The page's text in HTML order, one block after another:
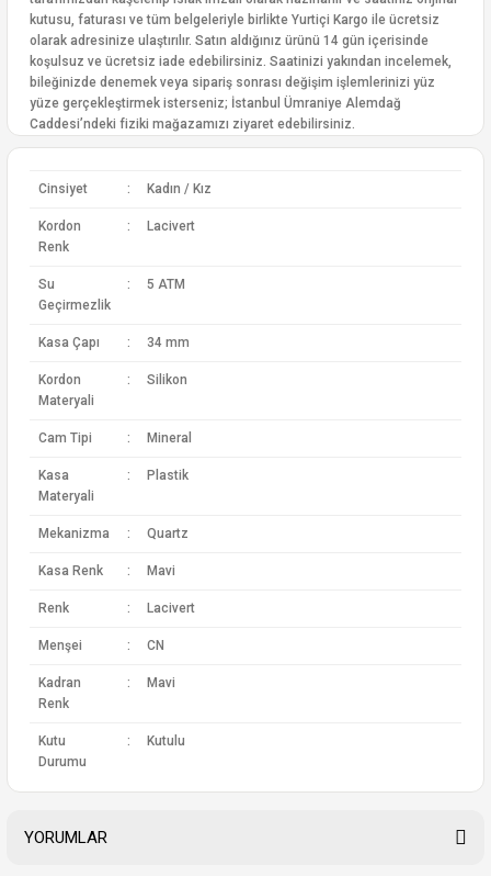
kutusu, faturası ve tüm belgeleriyle birlikte Yurtiçi Kargo ile ücretsiz
olarak adresinize ulaştırılır. Satın aldığınız ürünü 14 gün içerisinde
koşulsuz ve ücretsiz iade edebilirsiniz. Saatinizi yakından incelemek,
bileğinizde denemek veya sipariş sonrası değişim işlemlerinizi yüz
yüze gerçekleştirmek isterseniz; İstanbul Ümraniye Alemdağ
Caddesi’ndeki fiziki mağazamızı ziyaret edebilirsiniz.
Cinsiyet : Kadın / Kız
Kordon
Renk
: Lacivert
Su
Geçirmezlik
: 5 ATM
Kasa Çapı : 34 mm
Kordon
Materyali
: Silikon
Cam Tipi : Mineral
Kasa
Materyali
: Plastik
Mekanizma : Quartz
Kasa Renk : Mavi
Renk : Lacivert
Menşei : CN
Kadran
Renk
: Mavi
Kutu
Durumu
: Kutulu
YORUMLAR